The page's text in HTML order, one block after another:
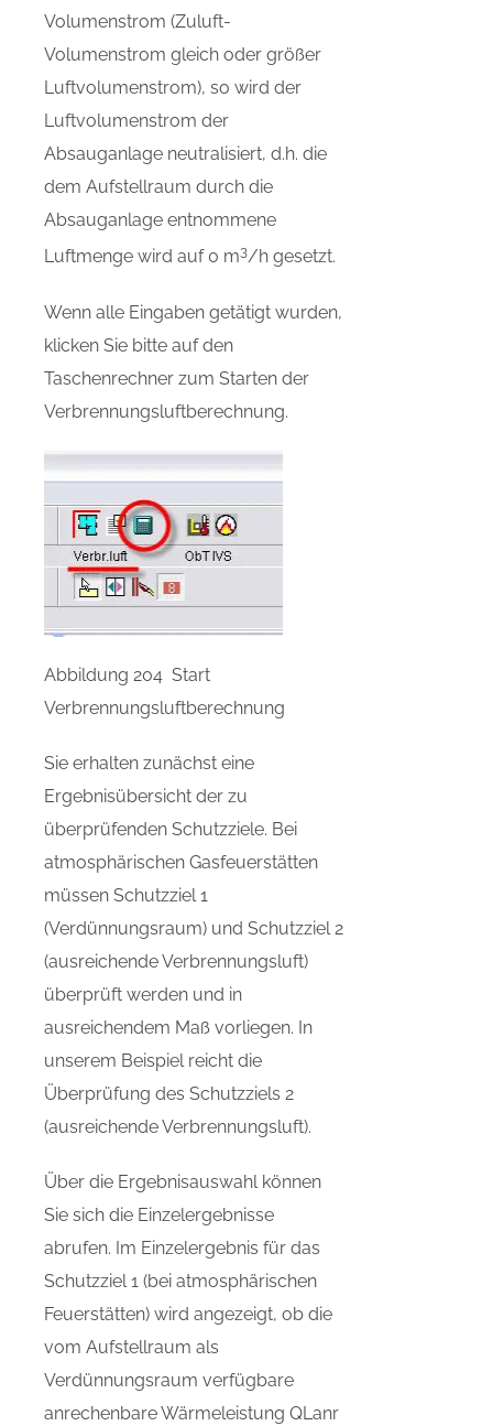
Volumenstrom (Zuluft-
Volumenstrom gleich oder größer
Luftvolumenstrom), so wird der
Luftvolumenstrom der
Absauganlage neutralisiert, d.h. die
dem Aufstellraum durch die
Absauganlage entnommene
Luftmenge wird auf 0 m3/h gesetzt.
Wenn alle Eingaben getätigt wurden,
klicken Sie bitte auf den
Taschenrechner zum Starten der
Verbrennungsluftberechnung.
Abbildung 204 Start
Verbrennungsluftberechnung
Sie erhalten zunächst eine
Ergebnisübersicht der zu
überprüfenden Schutzziele. Bei
atmosphärischen Gasfeuerstätten
müssen Schutzziel 1
(Verdünnungsraum) und Schutzziel 2
(ausreichende Verbrennungsluft)
überprüft werden und in
ausreichendem Maß vorliegen. In
unserem Beispiel reicht die
Überprüfung des Schutzziels 2
(ausreichende Verbrennungsluft).
Über die Ergebnisauswahl können
Sie sich die Einzelergebnisse
abrufen. Im Einzelergebnis für das
Schutzziel 1 (bei atmosphärischen
Feuerstätten) wird angezeigt, ob die
vom Aufstellraum als
Verdünnungsraum verfügbare
anrechenbare Wärmeleistung QLanr